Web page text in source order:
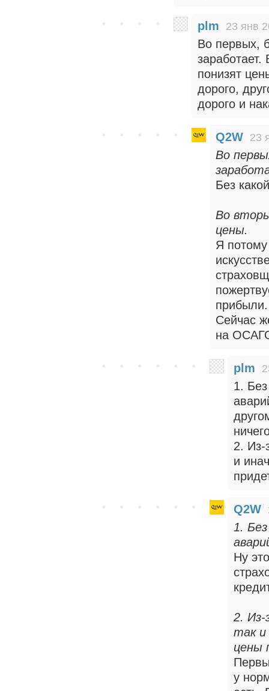
plm 23 янв
Во первых,
понизят
дорого,
дорого и
Q2W 23
Во
Без
Во
цены.
Я
прибыли.
Сейчас
на
plm
1.
2. Из-
и
Q2W
1.
Ну
2. Из-
так и
цены
у